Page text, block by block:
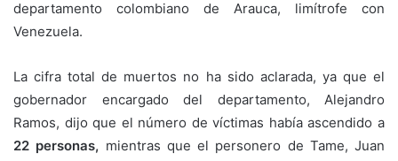
departamento colombiano de Arauca, limítrofe con
Venezuela.
La cifra total de muertos no ha sido aclarada, ya que el
gobernador encargado del departamento, Alejandro
Ramos, dijo que el número de víctimas había ascendido a
22 personas, mientras que el personero de Tame, Juan